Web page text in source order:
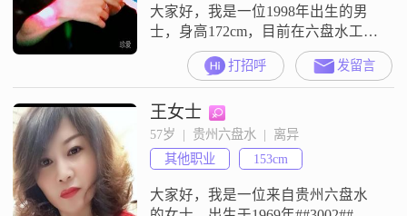
大家好，我是一位1998年出生的男
士，身高172cm，目前在六盘水工作
##3002##我的月收入在3001到5000
元之间，学历是高中及以下
##3002##我性格随和，容易相处，
待人耐心包容，不喜欢计较一些小
事##3002##在生活中，我比较勤俭
节约，觉得合理消费很重要
##3002##我有一个爱好就是看电
影，各种类型的
打招呼 发留言
王女士
57岁  |  贵州六盘水  |  离异
其他职业
153cm
大家好，我是一位来自贵州六盘水